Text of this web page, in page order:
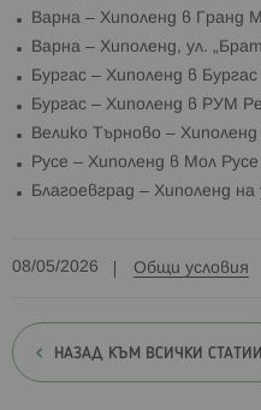
Варна – Хиполенд в Гранд
Варна – Хиполенд, ул.
Бургас – Хиполенд в
Бургас – Хиполенд в РУМ
Велико Търново –
Русе – Хиполенд в Мол Русе
Благоевград – Хиполенд
08/05/2026 Общи условия
НАЗАД КЪМ ВСИЧКИ СТАТИИ